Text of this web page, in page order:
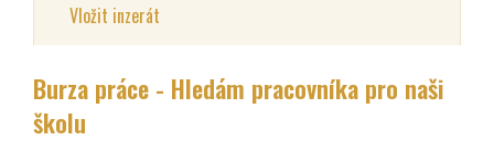
Vložit inzerát
Burza práce - Hledám pracovníka pro naši
školu